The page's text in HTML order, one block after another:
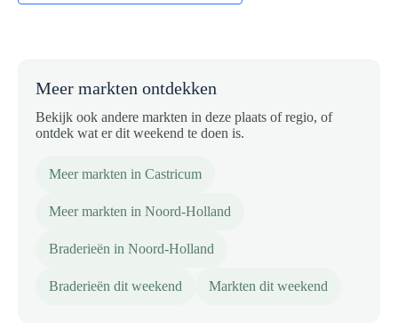
Meer markten ontdekken
Bekijk ook andere markten in deze plaats of regio, of
ontdek wat er dit weekend te doen is.
Meer markten in Castricum
Meer markten in Noord-Holland
Braderieën in Noord-Holland
Braderieën dit weekend Markten dit weekend